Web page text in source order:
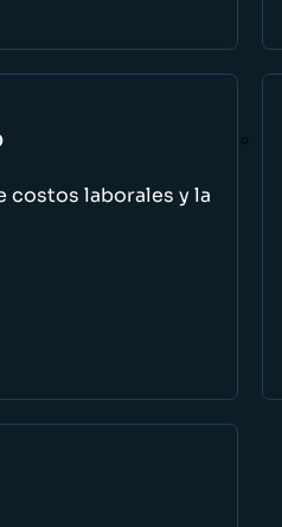
costos laborales y la